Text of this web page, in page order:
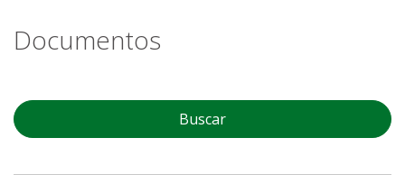
Documentos
Buscar